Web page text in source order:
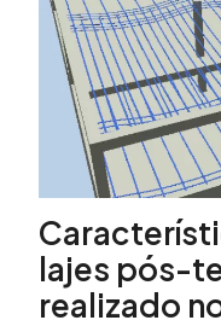
lajes pós-
realizado